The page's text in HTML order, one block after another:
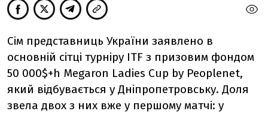
Сім представниць України заявлено в
основній сітці турніру ITF з призовим фондом
50 000$+h Megaron Ladies Cup by Peoplenet,
який відбувається у Дніпропетровську. Доля
звела двох з них вже у першому матчі: у